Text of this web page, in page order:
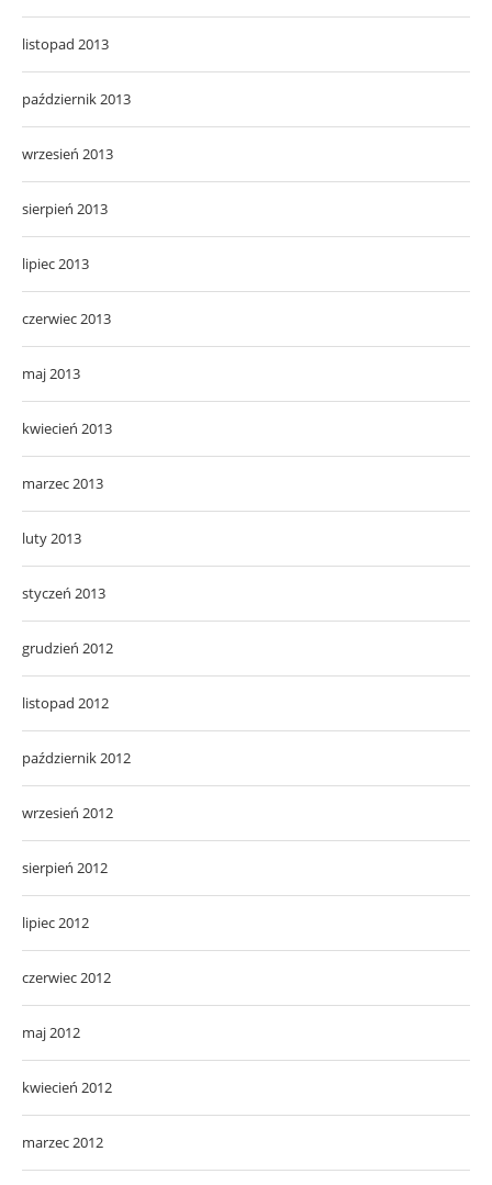
listopad 2013
październik 2013
wrzesień 2013
sierpień 2013
lipiec 2013
czerwiec 2013
maj 2013
kwiecień 2013
marzec 2013
luty 2013
styczeń 2013
grudzień 2012
listopad 2012
październik 2012
wrzesień 2012
sierpień 2012
lipiec 2012
czerwiec 2012
maj 2012
kwiecień 2012
marzec 2012